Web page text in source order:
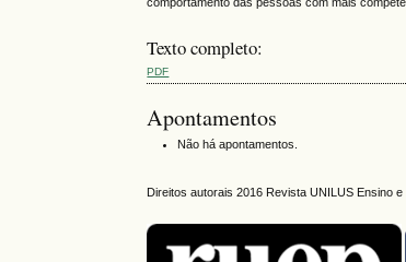
Texto completo:
PDF
Apontamentos
Não há apontamentos.
Direitos autorais 2016 Revista UNILUS Ensino